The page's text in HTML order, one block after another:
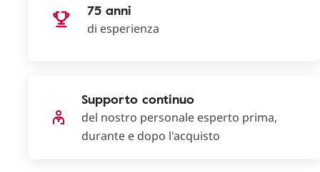
75 anni
di esperienza
Supporto continuo
del nostro personale esperto prima,
durante e dopo l'acquisto